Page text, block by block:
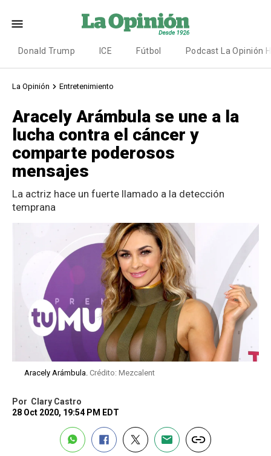
Donald Trump ICE Fútbol Podcast La Opinión
La Opinión Entretenimiento
Aracely Arámbula se une a la
lucha contra el cáncer y
comparte poderosos
mensajes
La actriz hace un fuerte llamado a la detección
temprana
Aracely Arámbula. Crédito: Mezcalent
Por Clary Castro
28 Oct 2020, 19:54 PM EDT